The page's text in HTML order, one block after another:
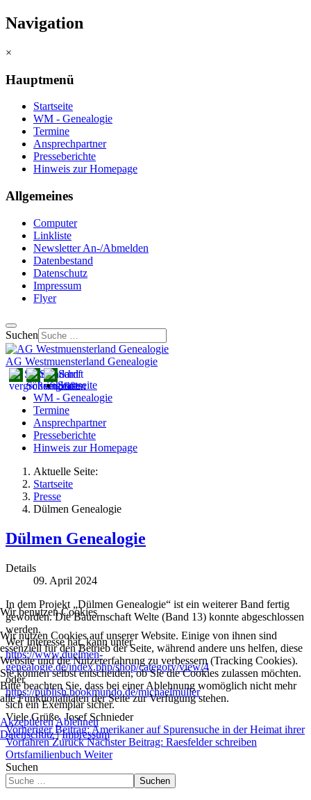
Navigation
×
Hauptmenü
Startseite
WM - Genealogie
Termine
Ansprechpartner
Presseberichte
Hinweis zur Homepage
Allgemeines
Computer
Linkliste
Newsletter An-/Abmelden
Datenbestand
Datenschutz
Impressum
Flyer
Suchen
AG Westmuensterland Genealogie
Startseite
WM - Genealogie
Termine
Ansprechpartner
Presseberichte
Hinweis zur Homepage
Aktuelle Seite:
Startseite
Presse
Dülmen Genealogie
Dülmen Genealogie
Details
09. April 2024
In dem Projekt „Dülmen Genealogie“ ist ein weiterer Band fertig
geworden. Die Bauernschaft Welte (Band 13) konnte abgeschlossen
werden.
Wer Interesse hat, kann unter
https://www.duelmen-
genealogie.de/index.php/shop/category/view/4
oder
https://publish.bookmundo.de/michaelmuller
sich ein Exemplar sicher.
Viele Grüße Josef Schnieder
Vorheriger Beitrag: Amerikaner auf Spurensuche in der Heimat ihrer
VorfahrenZurück Nächster Beitrag: Raesfelder schreiben
Ortsfamilienbuch Weiter
Suchen
Suchen
Wir benutzen Cookies
Wir nutzen Cookies auf unserer Website. Einige von ihnen sind
essenziell für den Betrieb der Seite, während andere uns helfen, diese
Website und die Nutzererfahrung zu verbessern (Tracking Cookies).
Sie können selbst entscheiden, ob Sie die Cookies zulassen möchten.
Bitte beachten Sie, dass bei einer Ablehnung womöglich nicht mehr
alle Funktionalitäten der Seite zur Verfügung stehen.
AkzeptierenAblehnen
Datenschutz|Impressum